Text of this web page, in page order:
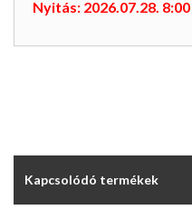
Nyitás: 2026.07.28. 8:00
Kapcsolódó termékek